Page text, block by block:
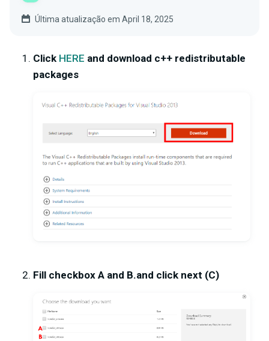
Última atualização em April 18, 2025
Click HERE and download c++ redistributable
packages
Fill checkbox A and B.and click next (C)